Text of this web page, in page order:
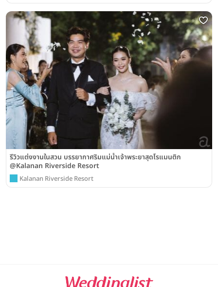
รีวิวแต่งงานในสวน บรรยากาศริมแม่น้ำเจ้าพระยาสุดโรแมนติก
@Kalanan Riverside Resort
Kalanan Riverside Resort